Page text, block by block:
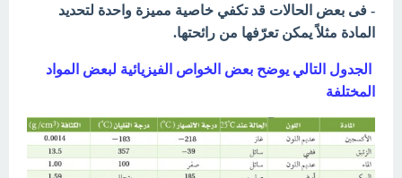
- فى بعض الحالات قد تكفي خاصية مميزة واحدة لتحديد
المادة مثلاً يمكن تعرّفها من رائحتها.
الجدول التالي يوضح بعض الخواص الفيزيائية لبعض المواد
المختلفة